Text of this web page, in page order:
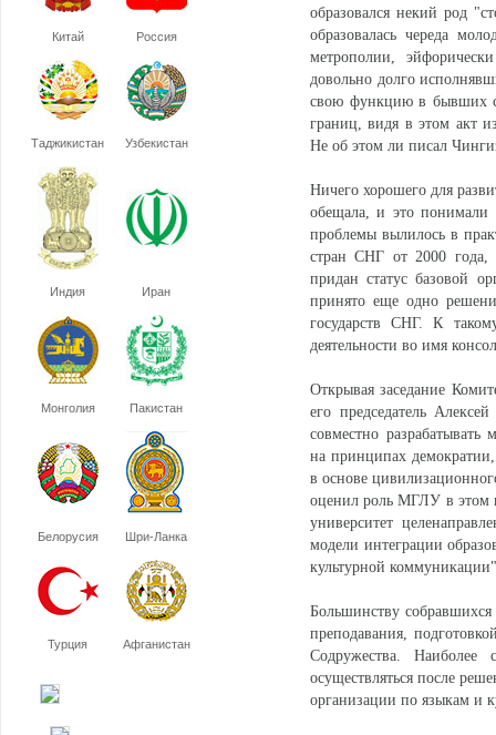
Китай Россия
Таджикистан Узбекистан
Индия Иран
Монголия Пакистан
Белорусия Шри-Ланка
Турция Афганистан
образовался некий род
образовалась череда
метрополии,
довольно долго
свою функцию в бывших
границ, видя в этом акт
Не об этом ли писал
Ничего хорошего для
обещала, и это понимали
проблемы вылилось в
стран СНГ от 2000 года,
придан статус базовой
принято еще одно
государств СНГ. К
деятельности во имя
Открывая заседание
его председатель
совместно
на принципах
в основе
оценил роль МГЛУ в этом
университет
модели интеграции
культурной
Большинству собравшихся
преподавания,
Содружества. Наиболее
осуществляться после
организации по языкам и